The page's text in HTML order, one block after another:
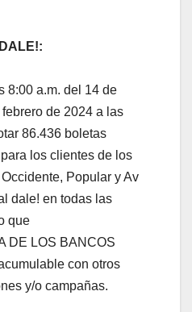
8:00 a.m. del 14 de
de 2024 a las
86.436 boletas
los clientes de los
Popular y Av
dale! en todas las
que
DE LOS BANCOS
con otros
y/o campañas.